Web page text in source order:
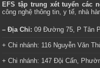
EFS tập trung xét tuyển các
công nghệ thông tin, y tế, nhà
– Địa Chỉ: 09 Đường 75, P Tân
+ Chi nhánh: 116 Nguyễn Văn
+ Chi nhánh: 147 Đội Cấn,